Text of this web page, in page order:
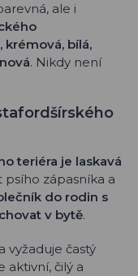
ale i
krémová, bílá,
. Nikdy není
teriéra je laskavá
psího zápasníka a
do rodin s
v bytě.
vyžaduje častý
aktivní, čilý a